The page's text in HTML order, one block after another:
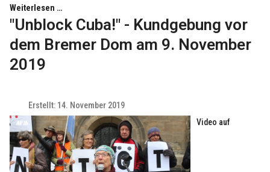
Weiterlesen …
"Unblock Cuba!" - Kundgebung vor
dem Bremer Dom am 9. November
2019
Erstellt: 14. November 2019
Video auf